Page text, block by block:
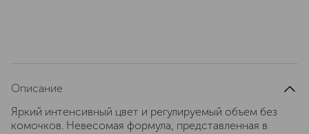
Описание
Яркий интенсивный цвет и регулируемый объем без
комочков. Невесомая формула, представленная в